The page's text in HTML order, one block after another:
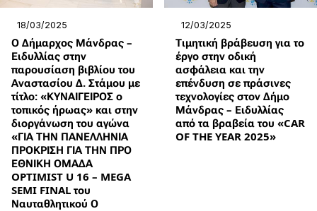
18/03/2025
Ο Δήμαρχος Μάνδρας –
Ειδυλλίας στην
παρουσίαση βιβλίου του
Αναστασίου Δ. Στάμου με
τίτλο: «ΚΥΝΑΙΓΕΙΡΟΣ ο
τοπικός ήρωας» και στην
διοργάνωση του αγώνα
«ΓΙΑ ΤΗΝ ΠΑΝΕΛΛΗΝΙΑ
ΠΡΟΚΡΙΣΗ ΓΙΑ ΤΗΝ ΠΡΟ
ΕΘΝΙΚΗ ΟΜΑΔΑ
OPTIMIST U 16 – MEGA
SEMI FINAL του
Ναυταθλητικού Ο
12/03/2025
Τιμητική βράβευση για το
έργο στην οδική
ασφάλεια και την
επένδυση σε πράσινες
τεχνολογίες στον Δήμο
Μάνδρας – Ειδυλλίας
από τα βραβεία του «CAR
OF THE YEAR 2025»